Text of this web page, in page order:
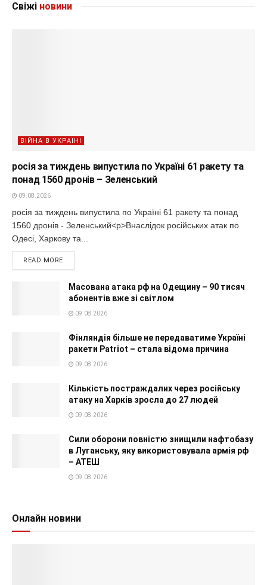
Свіжі новини
ВІЙНА В УКРАЇНІ
росія за тиждень випустила по Україні 61 ракету та
понад 1560 дронів – Зеленський
09.08.2026
росія за тиждень випустила по Україні 61 ракету та понад
1560 дронів - Зеленський<p>Внаслідок російських атак по
Одесі, Харкову та...
READ MORE
Масована атака рф на Одещину – 90 тисяч
абонентів вже зі світлом
09.08.2026
Фінляндія більше не передаватиме Україні
ракети Patriot – стала відома причина
09.08.2026
Кількість постраждалих через російську
атаку на Харків зросла до 27 людей
09.08.2026
Сили оборони повністю знищили нафтобазу
в Луганську, яку використовувала армія рф
– АТЕШ
09.08.2026
Онлайн новини